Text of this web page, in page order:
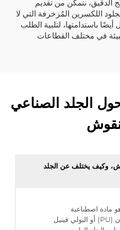
الدقيق، نتمكن من تقديم
اللكسرين المُزخرفة التي لا
أيضًا باستدامتها، لتلبية الطلب
في مختلف القطاعات
حول الجلد الصناعي
وكيف يختلف عن الجلد
مادة اصطناعية
مصنوعة من البولي يوريثان (PU) أو البولي فينيل